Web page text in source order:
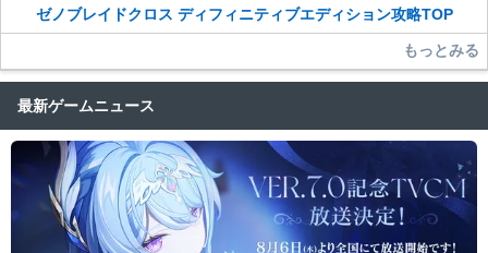
ゼノブレイドクロス ディフィニティブエディション攻略TOP
もっとみる
最新ゲームニュース